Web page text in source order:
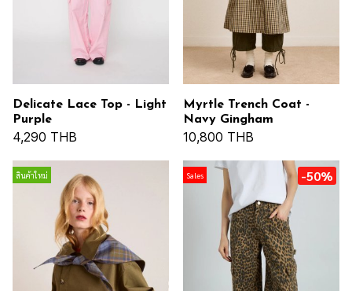
Delicate Lace Top - Light
Purple
4,290 THB
Myrtle Trench Coat -
Navy Gingham
10,800 THB
สินค้าใหม่ Sales -50%